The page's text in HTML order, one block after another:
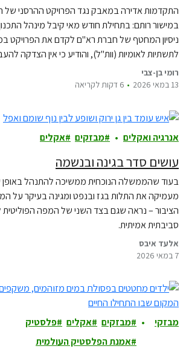
התקדמות אדירה במאבק נגד הפרויקט ההרסני של
במישור רותם: בתחילת חודש מאי קיבל מינהל
ניסיון המחטף של חברת רא"ם לקדם את הפרויקט
לתשתיות לאומיות (וות"ל), והודיע כי אין הצדקה
משום שהיא עומדת בניגוד למדיניות התכנון
יחזור…
רומי בן-צבי
13 במאי 2026
6 דקות לקריאה
אנרגיה ואקלים מבזקים אקלים
עושים סדר בגינה ובנשמה
בעוד שהממשלה הנוכחית ממשיכה להתנהל באופן
מעמיקה את התלות בגז ובנפט ומגינה בעיקר על
הציבור – נראה שגם בצד השני של המפה הפוליטית
סביבתית אמיתית.
אלעד איבס
7 במאי 2026
מבזקי
מבזקים אקלים
פלסטיק
אמנת הפלסטיק העולמית